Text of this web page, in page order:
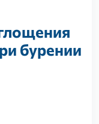
бурении